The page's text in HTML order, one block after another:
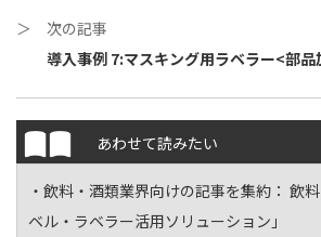
＞ 次の記事
導入事例 7:マスキング用ラベラー<部
あわせて読みたい
・飲料・酒類業界向けの記事を集約： 飲
ベル・ラベラー活用ソリューション」